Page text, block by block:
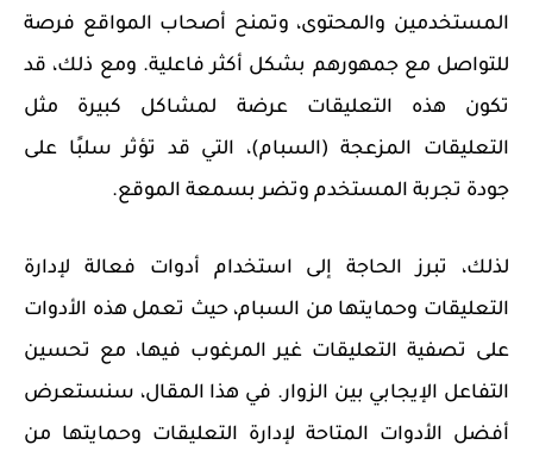
المستخدمين والمحتوى، وتمنح أصحاب المواقع فرصة
للتواصل مع جمهورهم بشكل أكثر فاعلية. ومع ذلك، قد
تكون هذه التعليقات عرضة لمشاكل كبيرة مثل
التعليقات المزعجة (السبام)، التي قد تؤثر سلبًا على
جودة تجربة المستخدم وتضر بسمعة الموقع.
لذلك، تبرز الحاجة إلى استخدام أدوات فعالة لإدارة
التعليقات وحمايتها من السبام، حيث تعمل هذه الأدوات
على تصفية التعليقات غير المرغوب فيها، مع تحسين
التفاعل الإيجابي بين الزوار. في هذا المقال، سنستعرض
أفضل الأدوات المتاحة لإدارة التعليقات وحمايتها من